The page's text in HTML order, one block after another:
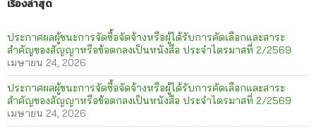
เรื่องล่าสุด
ประกาศผลผู้ชนะการจัดซื้อจัดจ้างหรือผู้ได้รับการคัดเลือกและสาระ
สำคัญของสัญญาหรือข้อตกลงเป็นหนังสือ ประจำไตรมาสที่ 2/2569
เมษายน 24, 2026
ประกาศผลผู้ชนะการจัดซื้อจัดจ้างหรือผู้ได้รับการคัดเลือกและสาระ
สำคัญของสัญญาหรือข้อตกลงเป็นหนังสือ ประจำไตรมาสที่ 2/2569
เมษายน 24, 2026